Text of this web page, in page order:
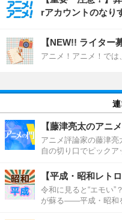
rアカウントのなり
【NEW!! ライター
アニメ！アニメ！では
【藤津亮太のアニ
アニメ評論家の藤津
自の切り口でピックア
【平成・昭和レト
令和に見ると“エモい”
が蘇る――平成・昭和